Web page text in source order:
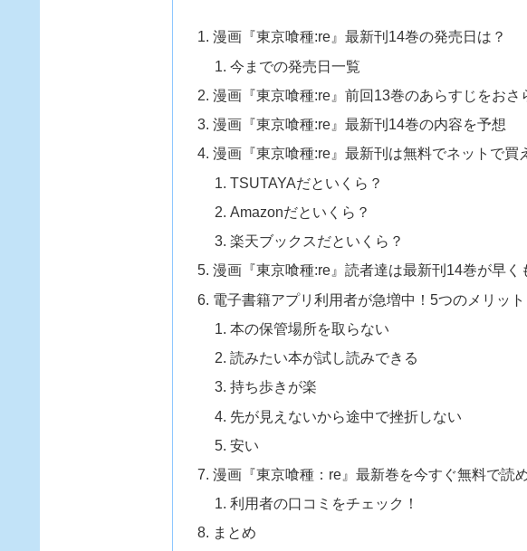
漫画『東京喰種:re』最新刊14巻の発売日は？
今までの発売日一覧
漫画『東京喰種:re』前回13巻のあらすじをおさ
漫画『東京喰種:re』最新刊14巻の内容を予想
漫画『東京喰種:re』最新刊は無料でネットで買
TSUTAYAだといくら？
Amazonだといくら？
楽天ブックスだといくら？
漫画『東京喰種:re』読者達は最新刊14巻が早く
電子書籍アプリ利用者が急増中！5つのメリット
本の保管場所を取らない
読みたい本が試し読みできる
持ち歩きが楽
先が見えないから途中で挫折しない
安い
漫画『東京喰種：re』最新巻を今すぐ無料で読
利用者の口コミをチェック！
まとめ